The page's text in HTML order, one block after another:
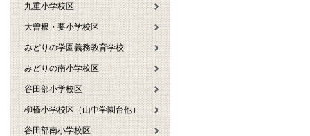
九重小学校区
大曽根・要小学校区
みどりの学園義務教育学校
みどりの南小学校区
谷田部小学校区
柳橋小学校区（山中学園台他）
谷田部南小学校区